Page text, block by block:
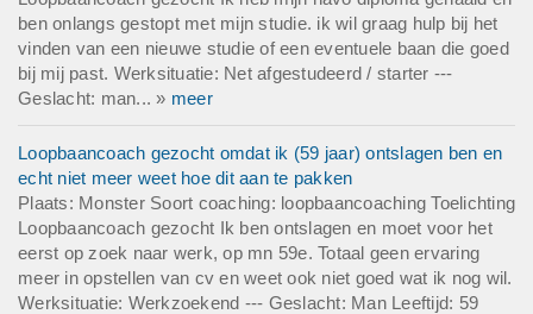
ben onlangs gestopt met mijn studie. ik wil graag hulp bij het
vinden van een nieuwe studie of een eventuele baan die goed
bij mij past. Werksituatie: Net afgestudeerd / starter ---
Geslacht: man... » meer
Loopbaancoach gezocht omdat ik (59 jaar) ontslagen ben en
echt niet meer weet hoe dit aan te pakken
Plaats: Monster Soort coaching: loopbaancoaching Toelichting
Loopbaancoach gezocht Ik ben ontslagen en moet voor het
eerst op zoek naar werk, op mn 59e. Totaal geen ervaring
meer in opstellen van cv en weet ook niet goed wat ik nog wil.
Werksituatie: Werkzoekend --- Geslacht: Man Leeftijd: 59